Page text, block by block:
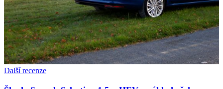
Další recenze